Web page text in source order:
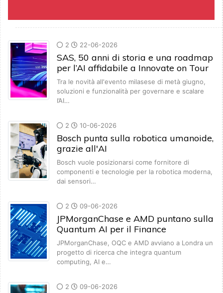
2 22-06-2026
SAS, 50 anni di storia e una roadmap
per l’AI affidabile a Innovate on Tour
Tra le novità all'evento milasese di metà giugno,
soluzioni e funzionalità per governare e scalare
l’AI…
2 10-06-2026
Bosch punta sulla robotica umanoide,
grazie all'AI
Bosch vuole posizionarsi come fornitore di
componenti e tecnologie per la robotica moderna,
dai sensori…
2 09-06-2026
JPMorganChase e AMD puntano sulla
Quantum AI per il Finance
JPMorganChase, OQC e AMD avviano a Londra un
progetto di ricerca che integra quantum
computing, AI e…
2 09-06-2026